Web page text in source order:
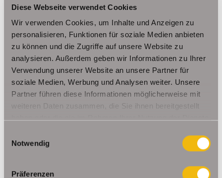
Diese Webseite verwendet Cookies
Wir verwenden Cookies, um Inhalte und Anzeigen zu
personalisieren, Funktionen für soziale Medien anbieten
zu können und die Zugriffe auf unsere Website zu
analysieren. Außerdem geben wir Informationen zu Ihrer
Verwendung unserer Website an unsere Partner für
soziale Medien, Werbung und Analysen weiter. Unsere
Partner führen diese Informationen möglicherweise mit
weiteren Daten zusammen, die Sie ihnen bereitgestellt
Notwendig
Präferenzen
1.580,- € RESERVIERT
Arnstadt
***RESERVIERT*** Exklusive Altbauwohnung mit
eigenem Garten und Stellplätzen
Erdgeschosswohnung
143,35 m²
5